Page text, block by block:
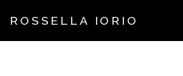
ai
principali
ROSSELLA IORIO